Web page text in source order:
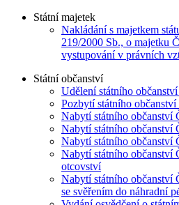
Státní majetek
Nakládání s majetkem
219/2000 Sb., o majetku
vystupování v právních
Státní občanství
Udělení státního
Pozbytí státního
Nabytí státního občanství
Nabytí státního občanství
Nabytí státního občanství
Nabytí státního občanství
otcovství
Nabytí státního občanství
se svěřením do náhradní